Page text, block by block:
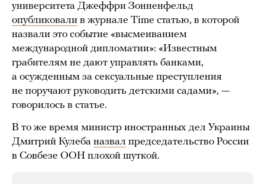
университета Джеффри Зонненфельд
опубликовали в журнале Time статью, в которой
назвали это событие «высмеиванием
международной дипломатии»: «Известным
грабителям не дают управлять банками,
а осужденным за сексуальные преступления
не поручают руководить детскими садами», —
говорилось в статье.
В то же время министр иностранных дел Украины
Дмитрий Кулеба назвал председательство России
в Совбезе ООН плохой шуткой.